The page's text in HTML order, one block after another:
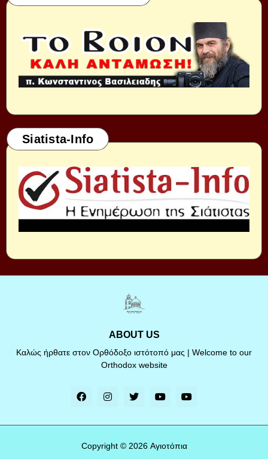
Siatista-Info
ABOUT US
Καλώς ήρθατε στον Ορθόδοξο ιστότοπό μας | Welcome to our
Orthodox website
Copyright © 2026 Αγιοτόπια